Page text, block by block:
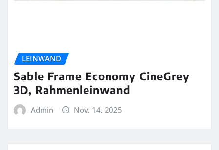
LEINWAND
Sable Frame Economy CineGrey
3D, Rahmenleinwand
Admin Nov. 14, 2025